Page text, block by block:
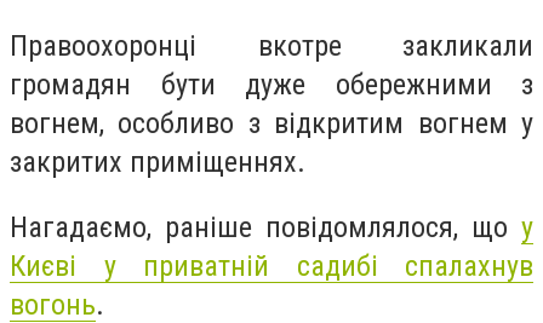
Правоохоронці вкотре закликали
громадян бути дуже обережними з
вогнем, особливо з відкритим вогнем у
закритих приміщеннях.
Нагадаємо, раніше повідомлялося, що у
Києві у приватній садибі спалахнув
вогонь.